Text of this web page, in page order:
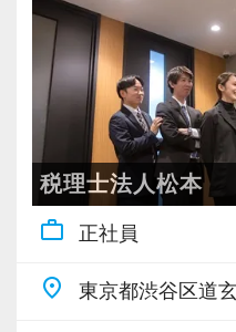
税務・会計の経験と知
アップを目指しませ
【対象業種100種以上
強い税理士法人です】
創業以来17年連続増
上、全国6拠点で安定
お客様に事務所まで
います。
税理士法人松本
work_outline 正社員
place 東京都渋谷区道